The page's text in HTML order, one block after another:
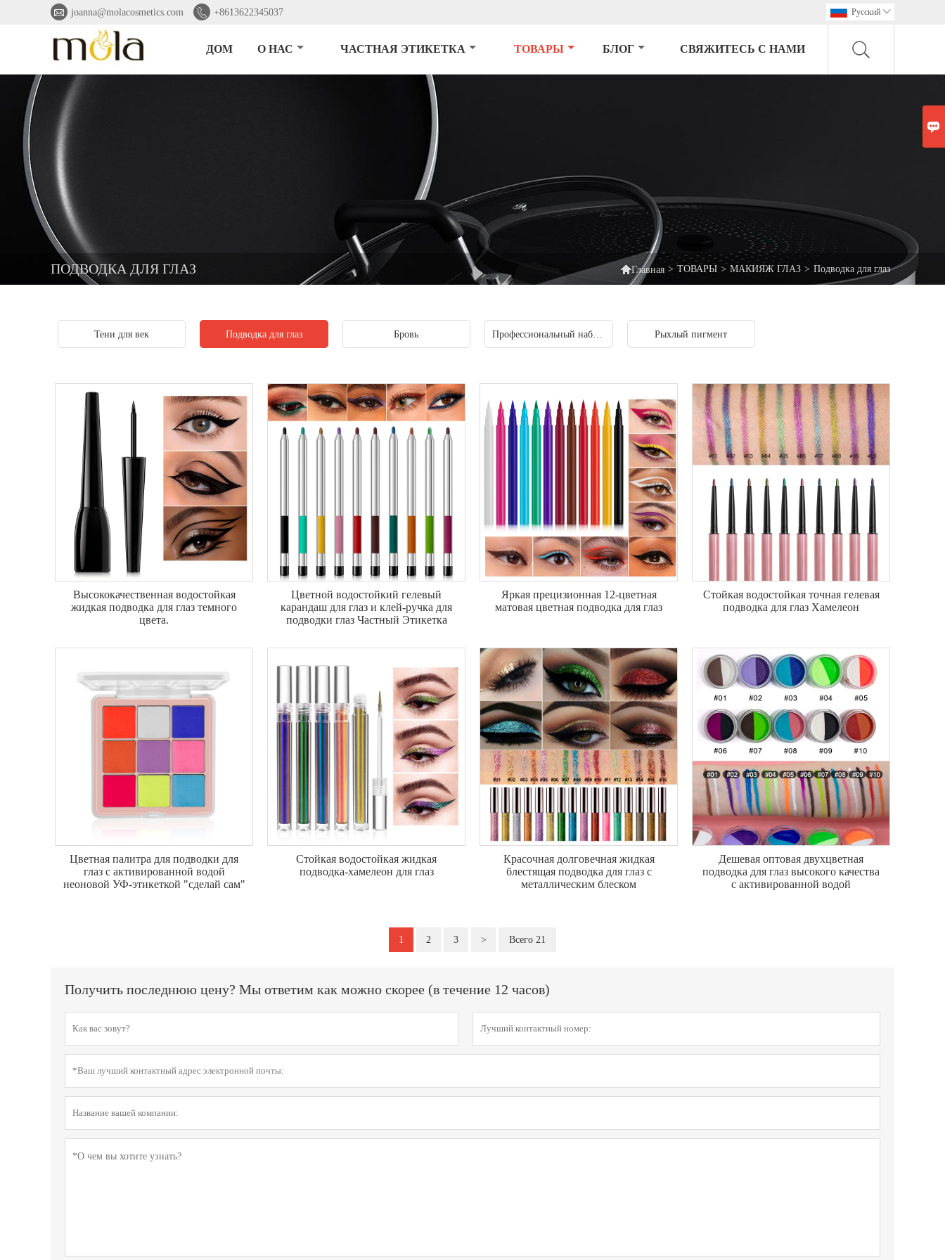
 joanna@molacosmetics.com  +8613622345037 Pусский 
ДОМ О НАС ЧАСТНАЯ ЭТИКЕТКА ТОВАРЫ БЛОГ СВЯЖИТЕСЬ С НАМИ
ПОДВОДКА ДЛЯ ГЛАЗ Главная > ТОВАРЫ > МАКИЯЖ ГЛАЗ > Подводка для глаз
Тени для век Подводка для глаз Бровь Профессиональный набор для макияжа. Рыхлый пигмент
Высококачественная водостойкая
жидкая подводка для глаз темного
цвета.
Цветной водостойкий гелевый
карандаш для глаз и клей-ручка для
подводки глаз Частный Этикетка
Яркая прецизионная 12-цветная
матовая цветная подводка для глаз
Стойкая водостойкая точная гелевая
подводка для глаз Хамелеон
Цветная палитра для подводки для
глаз с активированной водой
неоновой УФ-этикеткой "сделай сам"
Стойкая водостойкая жидкая
подводка-хамелеон для глаз
Красочная долговечная жидкая
блестящая подводка для глаз с
металлическим блеском
Дешевая оптовая двухцветная
подводка для глаз высокого качества
с активированной водой
1 2 3 > Всего 21
Получить последнюю цену? Мы ответим как можно скорее (в течение 12 часов)
